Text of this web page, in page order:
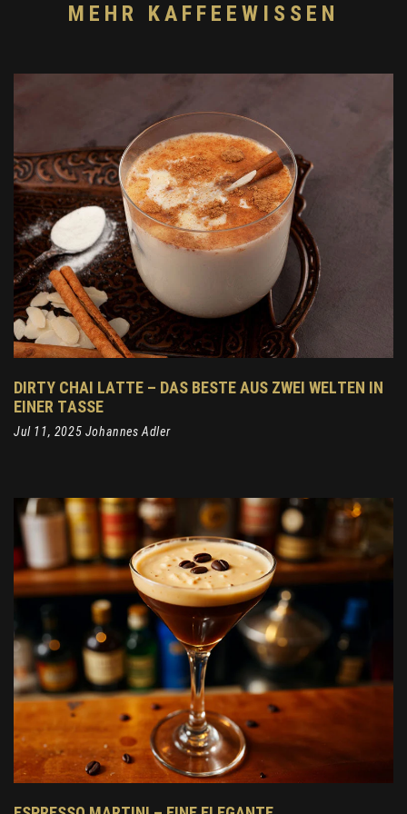
MEHR KAFFEEWISSEN
DIRTY CHAI LATTE – DAS BESTE AUS ZWEI WELTEN IN
EINER TASSE
Jul 11, 2025 Johannes Adler